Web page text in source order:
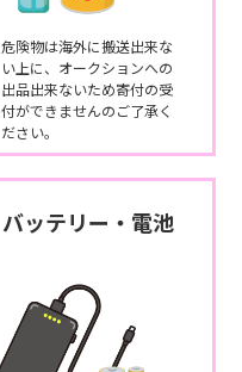
危険物は海外に搬送出来な
い上に、オークションへの
出品出来ないため寄付の受
付ができませんのご了承く
ださい。
バッテリー・電池